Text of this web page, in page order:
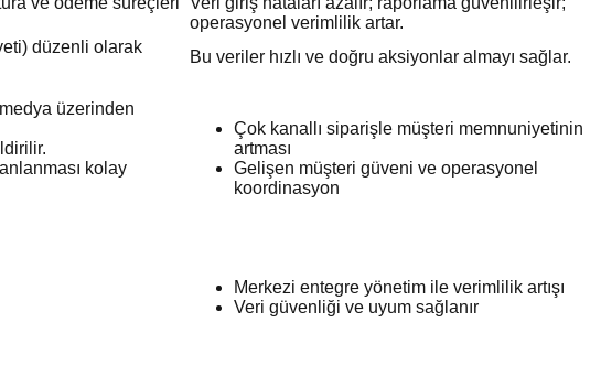
operasyonel verimlilik artar.
düzenli olarak
Bu veriler hızlı ve doğru aksiyonlar almayı sağlar.
üzerinden
kolay
Çok kanallı siparişle müşteri memnuniyetinin
artması
Gelişen müşteri güveni ve operasyonel
koordinasyon
Merkezi entegre yönetim ile verimlilik artışı
Veri güvenliği ve uyum sağlanır